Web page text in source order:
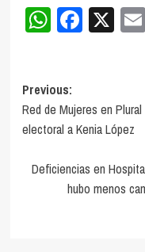
X
Post
navigation
Previous:
Red de Mujeres en
electoral a Kenia López
Deficiencias en
hubo menos